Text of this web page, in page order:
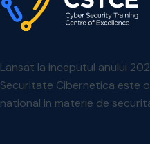
Lansat la inceputul anului
Securitate Cibernetica este
national in materie de